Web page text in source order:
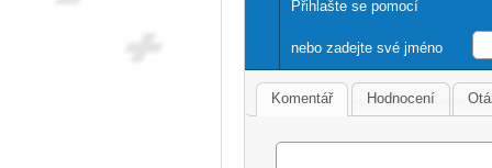
Přihlašte se pomocí
nebo zadejte své jméno
Komentář Hodnocení